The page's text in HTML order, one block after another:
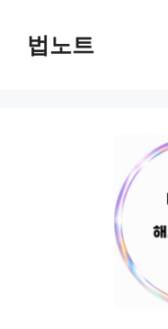
법노트